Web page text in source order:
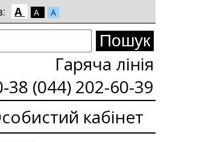
A A A
Гаряча лінія
38 (044) 202-60-39
кабінет